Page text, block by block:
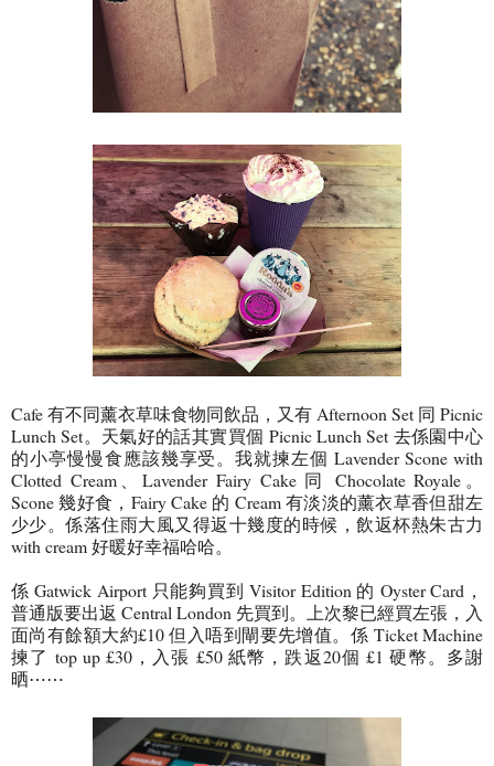
Cafe 有不同薰衣草味食物同飲品，又有 Afternoon Set 同 Picnic
Lunch Set。天氣好的話其實買個 Picnic Lunch Set 去係園中心
的小亭慢慢食應該幾享受。我就揀左個 Lavender Scone with
Clotted Cream、Lavender Fairy Cake 同 Chocolate Royale。
Scone 幾好食，Fairy Cake 的 Cream 有淡淡的薰衣草香但甜左
少少。係落住雨大風又得返十幾度的時候，飲返杯熱朱古力
with cream 好暖好幸福哈哈。
係 Gatwick Airport 只能夠買到 Visitor Edition 的 Oyster Card，
普通版要出返 Central London 先買到。上次黎已經買左張，入
面尚有餘額大約£10 但入唔到閘要先增值。係 Ticket Machine
揀了 top up £30，入張 £50 紙幣，跌返20個 £1 硬幣。多謝
晒⋯⋯